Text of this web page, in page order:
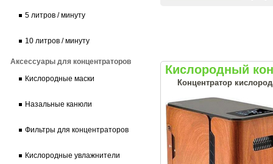
5 литров / минуту
10 литров / минуту
Аксессуары для концентраторов
Кислородные маски
Назальные канюли
Фильтры для концентраторов
Кислородные увлажнители
Кислородный
Концентратор